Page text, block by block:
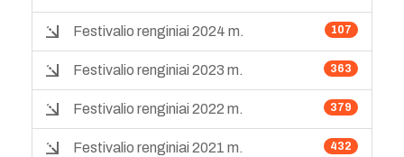
107
Festivalio renginiai 2024 m.
363
Festivalio renginiai 2023 m.
379
Festivalio renginiai 2022 m.
432
Festivalio renginiai 2021 m.